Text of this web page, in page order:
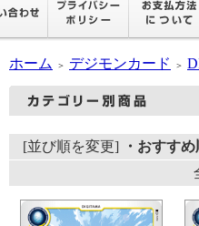
ホーム ＞ デジモンカード ＞
[並び順を変更]
・おすすめ